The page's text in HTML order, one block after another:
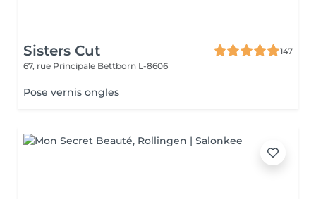
Sisters Cut
147
67, rue Principale Bettborn L-8606
Pose vernis ongles